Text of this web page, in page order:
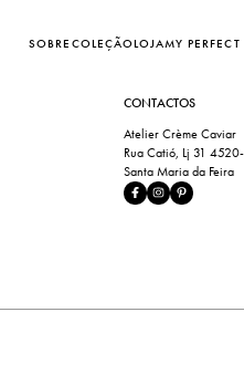
SOBRE COLEÇÃOLOJAMY PERFECT
CONTACTOS
Atelier Crème Caviar
Rua Catió, Lj 31
Santa Maria da Feira